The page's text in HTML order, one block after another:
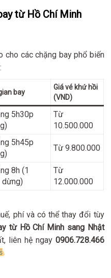
từ Hồ Chí Minh
cho các chặng bay phổ biến
bay
Giá vé khứ hồi
(VND)
5h30p
Từ
10.500.000
5h45p
Từ 9.800.000
8h (1
dừng)
Từ
12.000.000
phí và có thể thay đổi tùy
từ Hồ Chí Minh sang Nhật
liên hệ ngay 0906.728.466